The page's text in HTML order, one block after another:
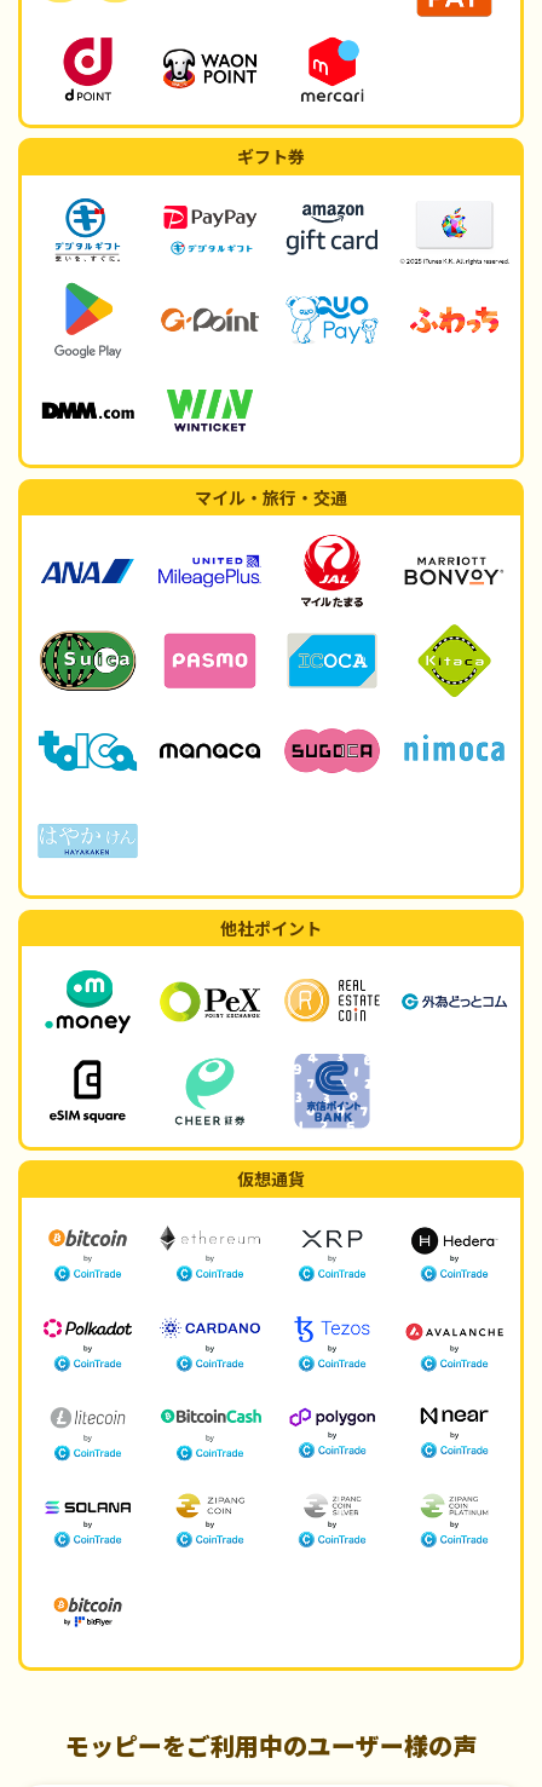
ギフト券
マイル・旅行・交通
他社ポイント
仮想通貨
モッピーをご利用中のユーザー様の声